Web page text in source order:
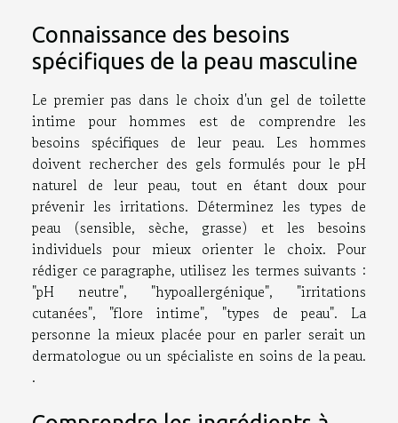
Connaissance des besoins
spécifiques de la peau masculine
Le premier pas dans le choix d'un gel de toilette
intime pour hommes est de comprendre les
besoins spécifiques de leur peau. Les hommes
doivent rechercher des gels formulés pour le pH
naturel de leur peau, tout en étant doux pour
prévenir les irritations. Déterminez les types de
peau (sensible, sèche, grasse) et les besoins
individuels pour mieux orienter le choix. Pour
rédiger ce paragraphe, utilisez les termes suivants :
"pH neutre", "hypoallergénique", "irritations
cutanées", "flore intime", "types de peau". La
personne la mieux placée pour en parler serait un
dermatologue ou un spécialiste en soins de la peau.
.